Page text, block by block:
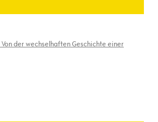
der wechselhaften Geschichte einer